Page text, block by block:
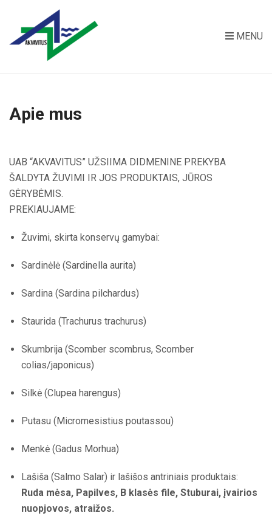
MENU
Apie mus
UAB “AKVAVITUS” UŽSIIMA DIDMENINE PREKYBA
ŠALDYTA ŽUVIMI IR JOS PRODUKTAIS, JŪROS
GĖRYBĖMIS.
PREKIAUJAME:
Žuvimi, skirta konservų gamybai:
Sardinėlė (Sardinella aurita)
Sardina (Sardina pilchardus)
Staurida (Trachurus trachurus)
Skumbrija (Scomber scombrus, Scomber
colias/japonicus)
Silkė (Clupea harengus)
Putasu (Micromesistius poutassou)
Menkė (Gadus Morhua)
Lašiša (Salmo Salar) ir lašišos antriniais produktais:
Ruda mėsa, Papilves, B klasės file, Stuburai, įvairios
nuopjovos, atraižos.